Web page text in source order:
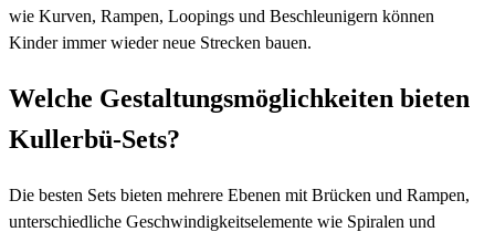
wie Kurven, Rampen, Loopings und Beschleunigern können
Kinder immer wieder neue Strecken bauen.
Welche Gestaltungsmöglichkeiten bieten
Kullerbü-Sets?
Die besten Sets bieten mehrere Ebenen mit Brücken und Rampen,
unterschiedliche Geschwindigkeitselemente wie Spiralen und